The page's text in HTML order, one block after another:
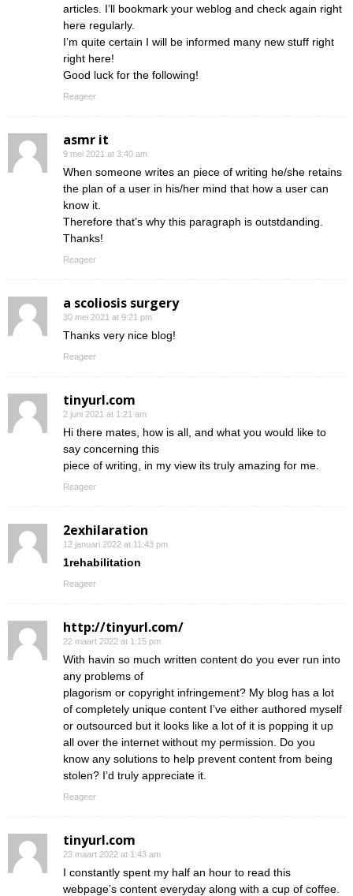
articles. I’ll bookmark your weblog and check again right
here regularly.
I’m quite certain I will be informed many new stuff right
right here!
Good luck for the following!
Reageer
asmr it
9 mei 2021 at 3:40 am
When someone writes an piece of writing he/she retains
the plan of a user in his/her mind that how a user can
know it.
Therefore that’s why this paragraph is outstdanding.
Thanks!
Reageer
a scoliosis surgery
30 mei 2021 at 9:21 pm
Thanks very nice blog!
Reageer
tinyurl.com
2 juni 2021 at 1:21 am
Hi there mates, how is all, and what you would like to
say concerning this
piece of writing, in my view its truly amazing for me.
Reageer
2exhilaration
12 januari 2022 at 11:43 pm
1rehabilitation
Reageer
http://tinyurl.com/
22 maart 2022 at 1:15 pm
With havin so much written content do you ever run into
any problems of
plagorism or copyright infringement? My blog has a lot
of completely unique content I’ve either authored myself
or outsourced but it looks like a lot of it is popping it up
all over the internet without my permission. Do you
know any solutions to help prevent content from being
stolen? I’d truly appreciate it.
Reageer
tinyurl.com
23 maart 2022 at 1:43 am
I constantly spent my half an hour to read this
webpage’s content everyday along with a cup of coffee.